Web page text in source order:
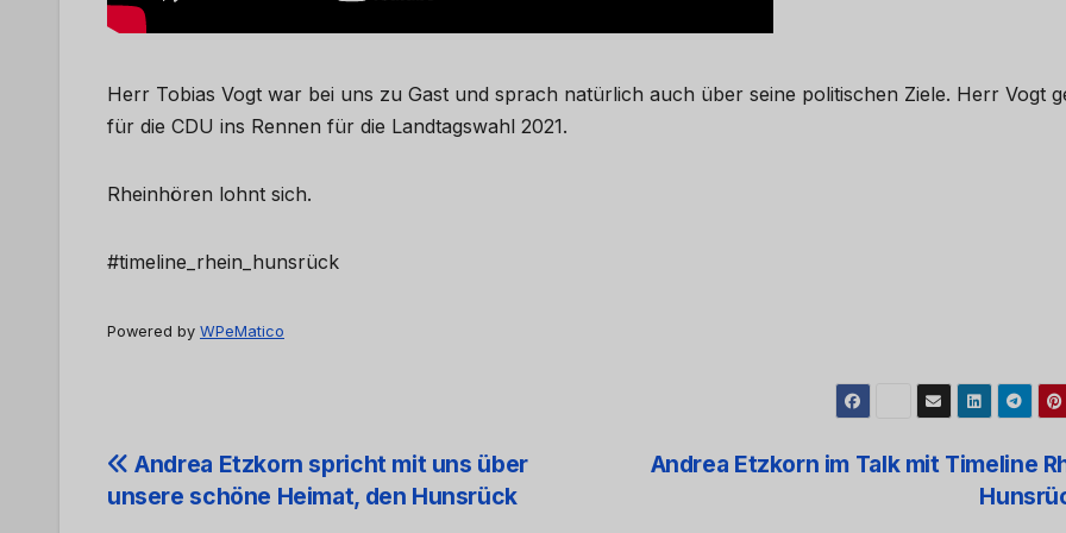
Herr Tobias Vogt war bei uns zu Gast und sprach natürlich auch über seine politischen Ziele. Herr Vogt
für die CDU ins Rennen für die Landtagswahl 2021.
Rheinhören lohnt sich.
#timeline_rhein_hunsrück
Powered by WPeMatico
Beitrags-
Andrea Etzkorn im Talk mit Timeline
Andrea Etzkorn spricht mit uns über
unsere schöne Heimat, den Hunsrück